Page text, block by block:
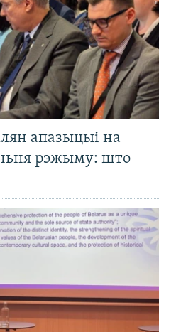
апазыцыі на
рэжыму: што